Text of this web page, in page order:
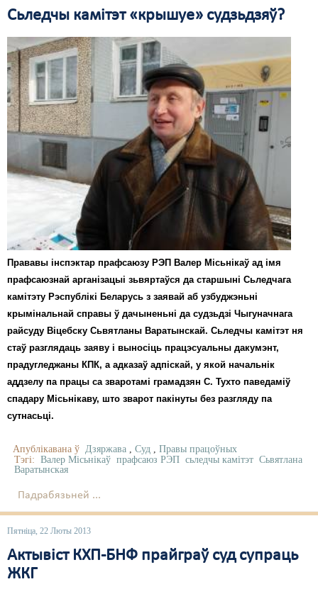
Сьледчы камітэт «крышуе» судзьдзяў?
Прававы інспэктар прафсаюзу РЭП Валер Місьнікаў ад імя
прафсаюзнай арганізацыі зьвяртаўся да старшыні Сьледчага
камітэту Рэспублікі Беларусь з заявай аб узбуджэньні
крымінальнай справы ў дачыненьні да судзьдзі Чыгуначнага
райсуду Віцебску Сьвятланы Варатынскай. Сьледчы камітэт ня
стаў разглядаць заяву і выносіць працэсуальны дакумэнт,
прадугледжаны КПК, а адказаў адпіскай, у якой начальнік
аддзелу па працы са зваротамі грамадзян С. Тухто паведаміў
спадару Місьнікаву, што зварот пакінуты без разгляду па
сутнасьці.
Апублікавана ў Дзяржава Суд
Правы працоўных
Тэгі: Валер Місьнікаў прафсаюз РЭП сьледчы камітэт Сьвятлана
Варатынская
Падрабязьней ...
Пятніца, 22 Люты 2013
Актывіст КХП-БНФ прайграў суд супраць
ЖКГ
Свабода сумленьня
Суд
Сьмяротнае пакараньне
Экалёгія
Правы працоўных
Сацыяльныя правы